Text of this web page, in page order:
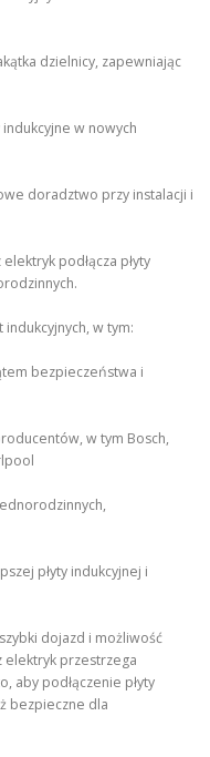
dzielnicy, zapewniając
w nowych
doradztwo przy instalacji i
podłącza płyty
w tym:
bezpieczeństwa i
w tym Bosch,
płyty indukcyjnej i
dojazd i możliwość
elektryk przestrzega
aby podłączenie płyty
bezpieczne dla